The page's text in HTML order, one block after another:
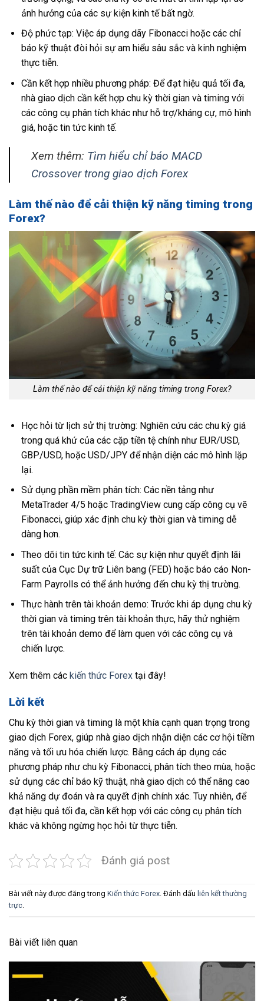
ảnh hưởng của các sự kiện kinh tế bất ngờ.
Độ phức tạp: Việc áp dụng dãy Fibonacci hoặc các chỉ
báo kỹ thuật đòi hỏi sự am hiểu sâu sắc và kinh nghiệm
thực tiễn.
Cần kết hợp nhiều phương pháp: Để đạt hiệu quả tối đa,
nhà giao dịch cần kết hợp chu kỳ thời gian và timing với
các công cụ phân tích khác như hỗ trợ/kháng cự, mô hình
giá, hoặc tin tức kinh tế.
Xem thêm: Tìm hiểu chỉ báo MACD
Crossover trong giao dịch Forex
Làm thế nào để cải thiện kỹ năng timing trong
Forex?
Làm thế nào để cải thiện kỹ năng timing trong Forex?
Học hỏi từ lịch sử thị trường: Nghiên cứu các chu kỳ giá
trong quá khứ của các cặp tiền tệ chính như EUR/USD,
GBP/USD, hoặc USD/JPY để nhận diện các mô hình lặp
lại.
Sử dụng phần mềm phân tích: Các nền tảng như
MetaTrader 4/5 hoặc TradingView cung cấp công cụ vẽ
Fibonacci, giúp xác định chu kỳ thời gian và timing dễ
dàng hơn.
Theo dõi tin tức kinh tế: Các sự kiện như quyết định lãi
suất của Cục Dự trữ Liên bang (FED) hoặc báo cáo Non-
Farm Payrolls có thể ảnh hưởng đến chu kỳ thị trường.
Thực hành trên tài khoản demo: Trước khi áp dụng chu kỳ
thời gian và timing trên tài khoản thực, hãy thử nghiệm
trên tài khoản demo để làm quen với các công cụ và
chiến lược.
Xem thêm các kiến thức Forex tại đây!
Lời kết
Chu kỳ thời gian và timing là một khía cạnh quan trọng trong
giao dịch Forex, giúp nhà giao dịch nhận diện các cơ hội tiềm
năng và tối ưu hóa chiến lược. Bằng cách áp dụng các
phương pháp như chu kỳ Fibonacci, phân tích theo mùa, hoặc
sử dụng các chỉ báo kỹ thuật, nhà giao dịch có thể nâng cao
khả năng dự đoán và ra quyết định chính xác. Tuy nhiên, để
đạt hiệu quả tối đa, cần kết hợp với các công cụ phân tích
khác và không ngừng học hỏi từ thực tiễn.
Đánh giá post
Bài viết này được đăng trong Kiến thức Forex . Đánh dấu liên kết thường
trực
Bài viết liên quan